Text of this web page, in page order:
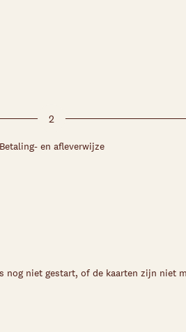
2
en afleverwijze
nog niet gestart, of de kaarten zijn niet